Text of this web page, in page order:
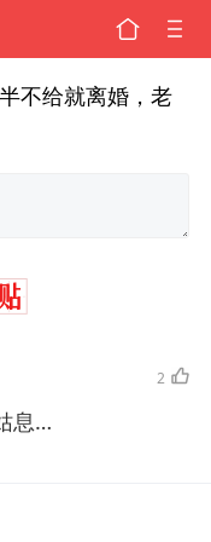
不给就离婚，老
2
息…